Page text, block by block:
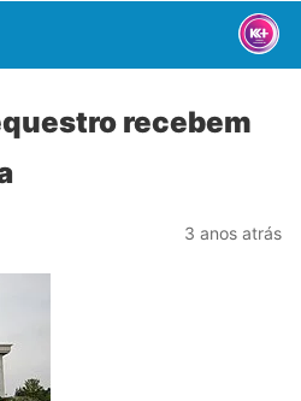
recebem
3 anos atrás